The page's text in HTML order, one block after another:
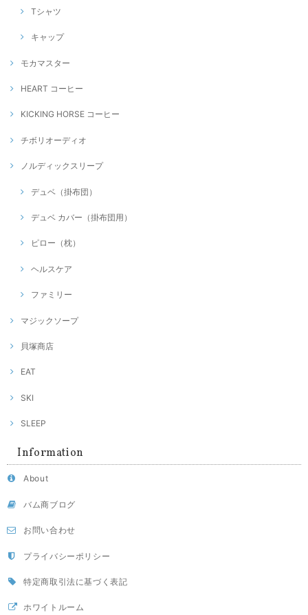
Tシャツ
キャップ
モカマスター
HEART コーヒー
KICKING HORSE コーヒー
チボリオーディオ
ノルディックスリープ
デュベ（掛布団）
デュベ カバー（掛布団用）
ピロー（枕）
ヘルスケア
ファミリー
マジックソープ
貝塚商店
EAT
SKI
SLEEP
Information
About
バム商ブログ
お問い合わせ
プライバシーポリシー
特定商取引法に基づく表記
ホワイトルーム